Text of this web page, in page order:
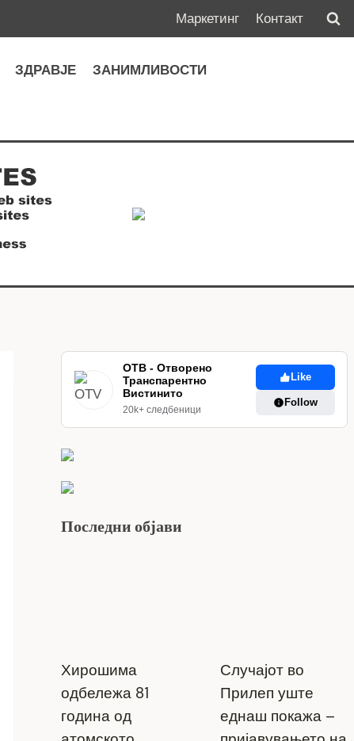
Маркетинг Контакт
ЗДРАВЈЕ ЗАНИМЛИВОСТИ
ОТВ - Отворено
Транспарентно
Вистинито
20k+ следбеници
Like
Follow
Последни објави
Хирошима
одбележа 81
година од
Случајот во
Прилеп уште
еднаш покажа –